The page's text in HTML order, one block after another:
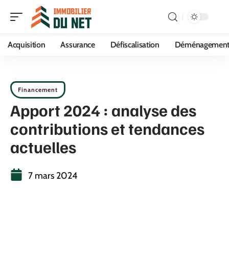
Acquisition Assurance Défiscalisation Déménagement
Financement
Apport 2024 : analyse des
contributions et tendances
actuelles
7 mars 2024